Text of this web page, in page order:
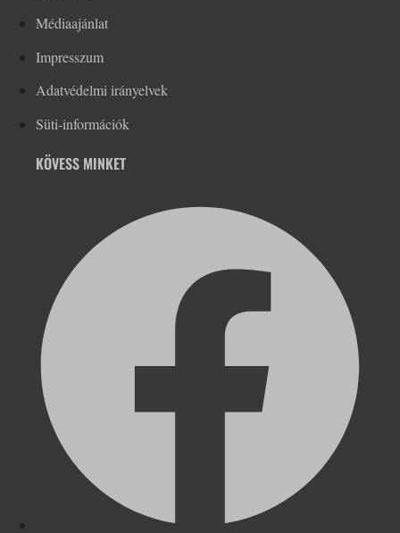
Médiaajánlat
Impresszum
Adatvédelmi irányelvek
Süti-információk
KÖVESS MINKET